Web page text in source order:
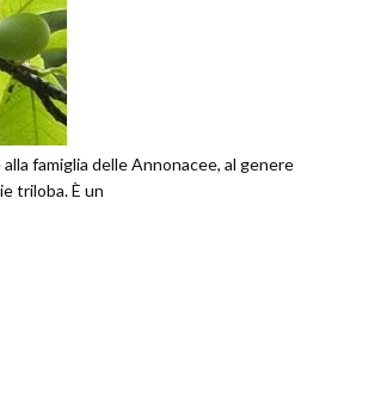
alla famiglia delle Annonacee, al genere
triloba. È un